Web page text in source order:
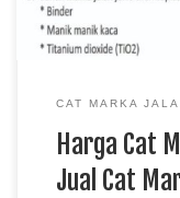
CAT MARKA
Harga Cat
Jual Cat